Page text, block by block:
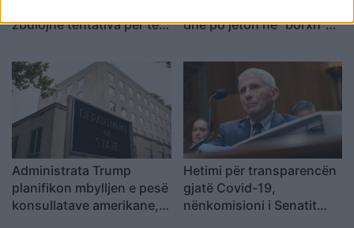
zbulojnë tentativa për të
dhe po jeton në “borxh”
Administrata Trump
planifikon mbylljen e pesë
konsullatave amerikane,
Hetimi për transparencën
gjatë Covid-19,
nënkomisioni i Senatit